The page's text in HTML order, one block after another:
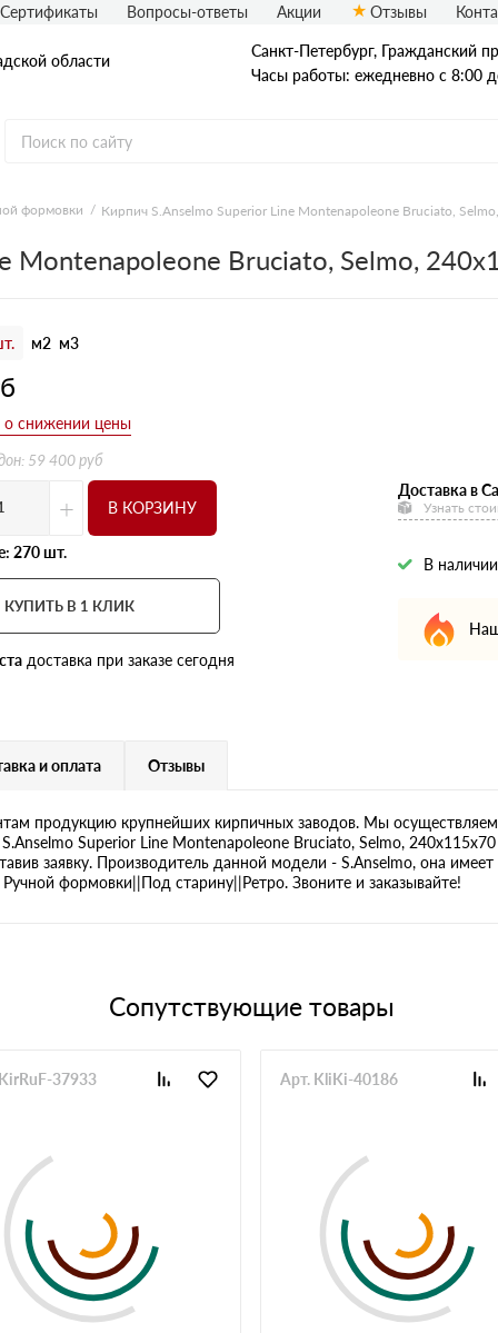
области
Санкт-Петербург, Граждaнский
Часы работы: ежедневно с 8:00
Рядовой кирпич
Полнотелый
Сертификаты Вопросы-ответы Акции Отзывы
формовки Кирпич S.Anselmo Superior Line Montenapoleone Bruciato,
Montenapoleone Bruciato, Selmo,
м2 м3
59 400 руб
+ В КОРЗИНУ
270 шт.
КУПИТЬ В 1 КЛИК
доставка при заказе сегодня
Доставка в
Узнать
В наличии
и оплата Отзывы
продукцию крупнейших кирпичных заводов. Мы
Superior Line Montenapoleone Bruciato, Selmo,
заявку. Производитель данной модели - S.Anselmo, она
формовки||Под старину||Ретро. Звоните и заказывайте!
Сопутствующие товары
37933 Арт. KliKi-40186